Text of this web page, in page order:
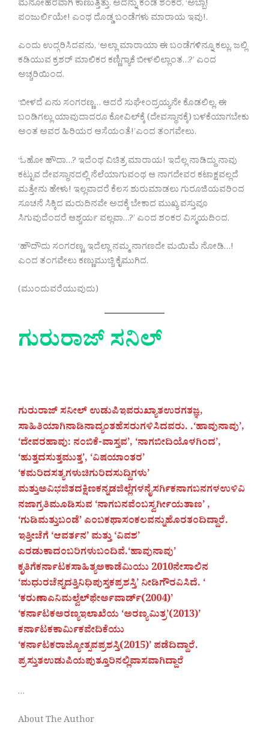
ಮನೋಹರವಾಗಿ ಕಾಣುತ್ತಿತ್ತು. ಅದನ್ನು ಕಂಡ ಶಂಕರ, ‘ಅಬ್ಬಾ!
ಪಂಜುರ್ಲಿಯೇ! ಎಂಥ ದೊಡ್ಡ ಬಂಡೆಗಳು ಮಾರಾಯ ಇವು!.
ಎಂದು ಉದ್ಗರಿಸಿದವನು, ‘ಅಲ್ಲಾ ಮಾರಾಯಾ ಈ ಬಂಡೆಗಳಿನ್ನೂ ಕಲ್ಲು, ಜಲ್ಲಿ
ಕಡಿಯುವ ಕ್ರಶರ್ ಮಾಲಿಕರ ಕಣ್ಣಿಗ್ಯಾಕೆ ಬೀಳಲಿಲ್ಲಾಂತ…?’ ಎಂದ
ಅಚ್ಚರಿಯಿಂದ.
‘ಬೀಳದೆ ಏನು ಸಂಗರಣ್ಣ… ಆದರೆ ಸುಘೇಂದ್ರಯ್ಯನೇ ಕೊಡಲಿಲ್ಲ. ಈ
ಬಂಡಿಗಲ್ಲು ಯಾವುದಾದರೂ ಕೋವಿಲ್‍ಕ್ಕೆ (ದೇವಸ್ಥಾನಕ್ಕೆ) ಬಳಕೆಯಾಗಬೇಕು
ಅಂತ ಅವರ ಹಿರಿಯರ ಆಸೆಯಂತೆ!’ಎಂದ ತಂಗವೇಲು.
‘ಓಹೋ ಹೌದಾ…? ಇದೆಂಥ ವಿಚಿತ್ರ ಮಾರಾಯ! ಇದೆಲ್ಲ ನಾಡಿದ್ದು ನಾವು
ಕಟ್ಟುವ ದೇವಸ್ಥಾನದಲ್ಲಿ ನೆಲೆಯಾಗುವಂಥ ಆ ನಾಗದೇವರ ಕಟಾಕ್ಷವಲ್ಲದೆ
ಮತ್ತೇನು ಹೇಳು! ಇಲ್ಲವಾದರೆ ಕೆಲಸ ಶುರುಮಾಡಲು ಗುರೂಜಿಯವರಿಂದ
ಸೂಚನೆ ಸಿಕ್ಕಿದ ಮರುದಿನವೇ ಅದಕ್ಕೆ ಬೇಕಾದ ಮುಖ್ಯ ವಸ್ತುವೂ
ಸಿಗುವುದೆಂದರೆ ಆಶ್ಚರ್ಯ ವಲ್ಲವಾ…?’ ಎಂದ ಶಂಕರ ವಿಸ್ಮಯದಿಂದ.
‘ಹೌದೌದು ಸಂಗರಣ್ಣ, ಇದೆಲ್ಲಾ ನಮ್ಮ ನಾಗಣದೇ ಮಯಿಮೆ ನೋಡಿ…!
ಎಂದ ತಂಗವೇಲು ಕಣ್ಣುಮುಚ್ಚಿ ಕೈಮುಗಿದ.
(ಮುಂದುವರೆಯುವುದು)
ಗುರುರಾಜ್ ಸನಿಲ್
ಗುರುರಾಜ್ ಸನೀಲ್ ಉಡುಪಿಇವರುಖ್ಯಾತಉರಗತಜ್ಞ,
ಸಾಹಿತಿಯಾಗಿನಾಡಿನಾದ್ಯಂತಹೆಸರುಗಳಿಸಿದವರು. .‘ಹಾವುನಾವು’,
‘ದೇವರಹಾವು: ನಂಬಿಕೆ-ವಾಸ್ತವ’, ‘ನಾಗಬೀದಿಯೊಳಗಿಂದ’,
‘ಹುತ್ತದಸುತ್ತಮುತ್ತ’, ‘ವಿಷಯಾಂತರ’
‘ಕಮರಿದಸತ್ಯಗಳುಚಿಗುರಿದಸುದ್ದಿಗಳು’
ಮತ್ತುಅವಿಭಜಿತದಕ್ಷಿಣಕನ್ನಡಜಿಲ್ಲೆಗಳನೈಸರ್ಗಿಕನಾಗಬನಗಳಉಳಿವಿ
ನಜಾಗ್ರತಿಮೂಡಿಸುವ ‘ನಾಗಬನವೆಂಬಸ್ವರ್ಗೀಯತಾಣ’ ,
‘ಗುಡಿಮತ್ತುಬಂಡೆ’ ಎಂಬಕಥಾಸಂಕಲವನ್ನುಹೊರತಂದಿದ್ದಾರೆ.
ಇತ್ತೀಚೆಗೆ ‘ಆವರ್ತನ’ ಮತ್ತು ‘ವಿವಶ’
ಎರಡುಕಾದಂಬರಿಗಳುಬಂದಿವೆ.‘ಹಾವುನಾವು’
ಕೃತಿಗೆಕರ್ನಾಟಕಸಾಹಿತ್ಯಅಕಾಡೆಮಿಯು 2010ನೇಸಾಲಿನ
‘ಮಧುರಚೆನ್ನದತ್ತಿನಿಧಿಪುಸ್ತಕಪ್ರಶಸ್ತಿ’ ನೀಡಿಗೌರವಿಸಿದೆ. ‘
‘ಕರುಣಾಎನಿಮಲ್ವೆಲ್‍ಫೇರ್ಅವಾರ್ಡ್(2004)’
‘ಕರ್ನಾಟಕಅರಣ್ಯಇಲಾಖೆಯ ‘ಅರಣ್ಯಮಿತ್ರ’(2013)’
ಕರ್ನಾಟಕಕಾರ್ಮಿಕವೇದಿಕೆಯು
‘ಕರ್ನಾಟಕರಾಜ್ಯೋತ್ಸವಪ್ರಶಸ್ತಿ(2015)’ ಪಡೆದಿದ್ದಾರೆ.
ಪ್ರಸ್ತುತಉಡುಪಿಯಪುತ್ತೂರಿನಲ್ಲಿವಾಸವಾಗಿದ್ದಾರೆ
…
About The Author